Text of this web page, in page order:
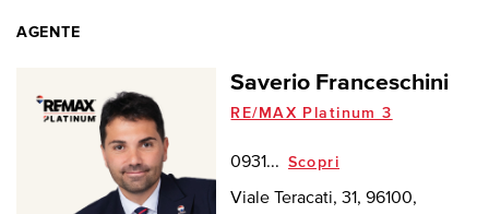
AGENTE
Saverio Franceschini
RE/MAX Platinum 3
0931... Scopri
Viale Teracati, 31, 96100,